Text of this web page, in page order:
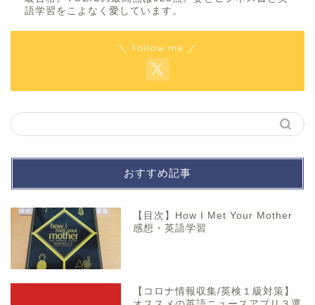
語学習をこよなく愛しています。
＼ Follow me ／
おすすめ記事
【目次】How I Met Your Mother
感想・英語学習
【コロナ情報収集/英検１級対策】